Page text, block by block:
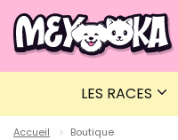
LES RACES
Accueil Boutique